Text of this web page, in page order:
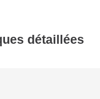
détaillées